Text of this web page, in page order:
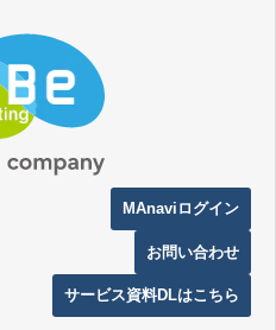
MAnaviログイン
お問い合わせ
サービス資料DLはこちら